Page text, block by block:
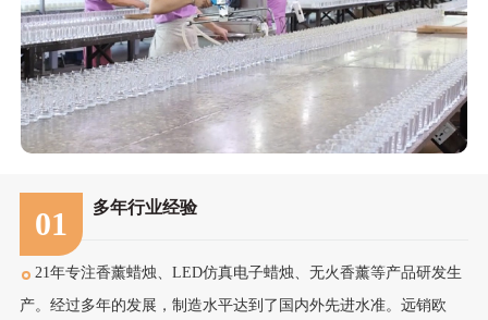
01 多年行业经验
21年专注香薰蜡烛、LED仿真电子蜡烛、无火香薰等产品研发生
产。经过多年的发展，制造水平达到了国内外先进水准。远销欧